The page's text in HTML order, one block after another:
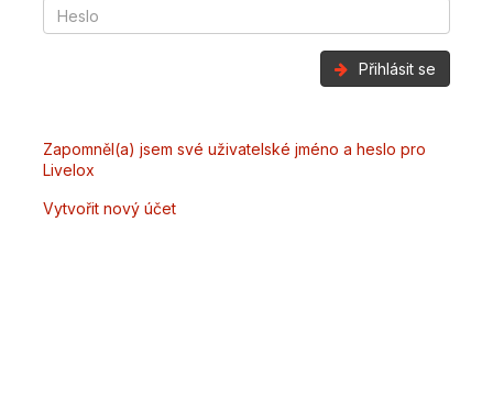
Přihlásit se
Zapomněl(a) jsem své uživatelské jméno a heslo pro
Livelox
Vytvořit nový účet